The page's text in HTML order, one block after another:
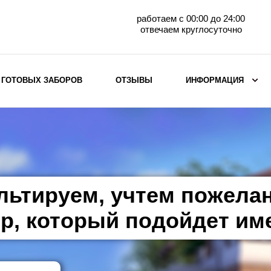
работаем с 00:00 до 24:00
отвечаем круглосуточно
горизонтального
Металлические заборы для дачи
Забор жалюзи с кирпичными столбами
Металлические заборы
Металлические ограждения
ГОТОВЫХ ЗАБОРОВ ОТЗЫВЫ ИНФОРМАЦИЯ
учтем
который подойдет